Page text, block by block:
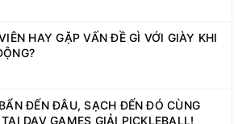
HAY GẶP VẤN ĐỀ GÌ VỚI GIÀY KHI
ĐẾN ĐÂU, SẠCH ĐẾN ĐÓ CÙNG
DAV GAMES GIẢI PICKLEBALL!